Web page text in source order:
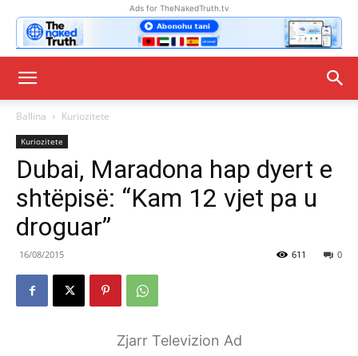
Ads for TheNakedTruth.tv
Ballina Kuriozitete
Kuriozitete
Dubai, Maradona hap dyert e
shtëpisë: “Kam 12 vjet pa u
droguar”
16/08/2015 0
611
Zjarr Televizion Ad